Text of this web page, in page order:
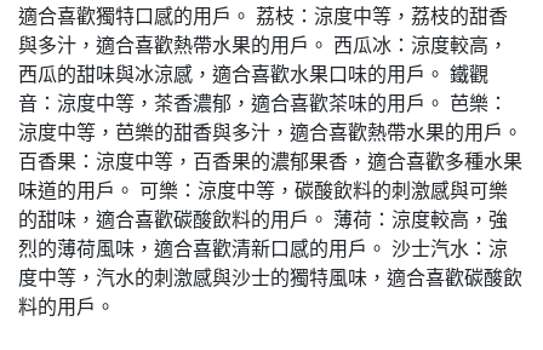
適合喜歡獨特口感的用戶。 荔枝：涼度中等，荔枝的甜香
與多汁，適合喜歡熱帶水果的用戶。 西瓜冰：涼度較高，
西瓜的甜味與冰涼感，適合喜歡水果口味的用戶。 鐵觀
音：涼度中等，茶香濃郁，適合喜歡茶味的用戶。 芭樂：
涼度中等，芭樂的甜香與多汁，適合喜歡熱帶水果的用戶。
百香果：涼度中等，百香果的濃郁果香，適合喜歡多種水果
味道的用戶。 可樂：涼度中等，碳酸飲料的刺激感與可樂
的甜味，適合喜歡碳酸飲料的用戶。 薄荷：涼度較高，強
烈的薄荷風味，適合喜歡清新口感的用戶。 沙士汽水：涼
度中等，汽水的刺激感與沙士的獨特風味，適合喜歡碳酸飲
料的用戶。